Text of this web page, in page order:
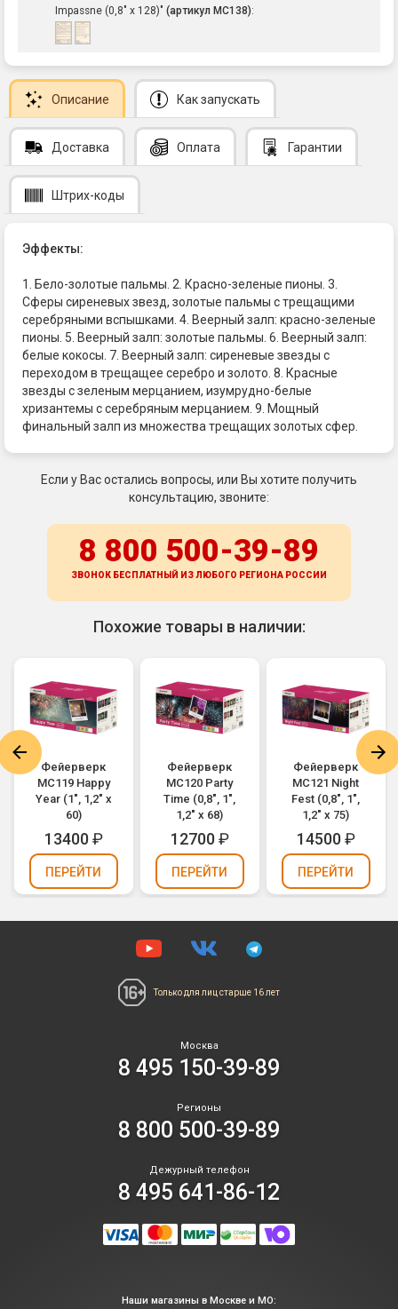
Impassne (0,8" х 128)" (артикул MC138):
Описание Как запускать
Доставка Оплата Гарантии
Штрих-коды
Эффекты:
1. Бело-золотые пальмы. 2. Красно-зеленые пионы. 3.
Сферы сиреневых звезд, золотые пальмы с трещащими
серебряными вспышками. 4. Веерный залп: красно-зеленые
пионы. 5. Веерный залп: золотые пальмы. 6. Веерный залп:
белые кокосы. 7. Веерный залп: сиреневые звезды с
переходом в трещащее серебро и золото. 8. Красные
звезды с зеленым мерцанием, изумрудно-белые
хризантемы с серебряным мерцанием. 9. Мощный
финальный залп из множества трещащих золотых сфер.
Если у Вас остались вопросы, или Вы хотите получить
консультацию, звоните:
8 800 500-39-89
ЗВОНОК БЕСПЛАТНЫЙ ИЗ ЛЮБОГО РЕГИОНА РОССИИ
Похожие товары в наличии:
Фейерверк
MC119 Happy
Year (1", 1,2" х
60)
13400₽
ПЕРЕЙТИ
Фейерверк
MC120 Party
Time (0,8", 1",
1,2" х 68)
12700₽
ПЕРЕЙТИ
Фейерверк
MC121 Night
Fest (0,8", 1",
1,2" х 75)
14500₽
ПЕРЕЙТИ
Только для лиц старше 16 лет
Москва
8 495 150-39-89
Регионы
8 800 500-39-89
Дежурный телефон
8 495 641-86-12
Наши магазины в Москве и МО: